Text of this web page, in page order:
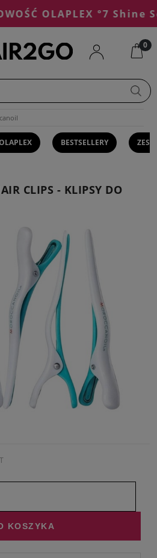
OLAPLEX °7 Shine
BESTSELLERY
CLIPS - KLIPSY DO
KOSZYKA